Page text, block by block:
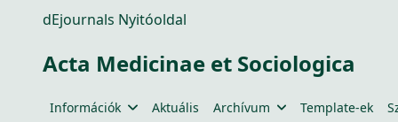
dEjournals Nyitóoldal
Acta Medicinae et Sociologica
Információk Aktuális Archívum Template-ek